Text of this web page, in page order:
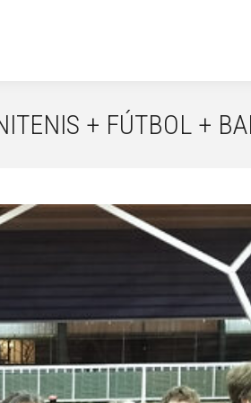
+ FÚTBOL +